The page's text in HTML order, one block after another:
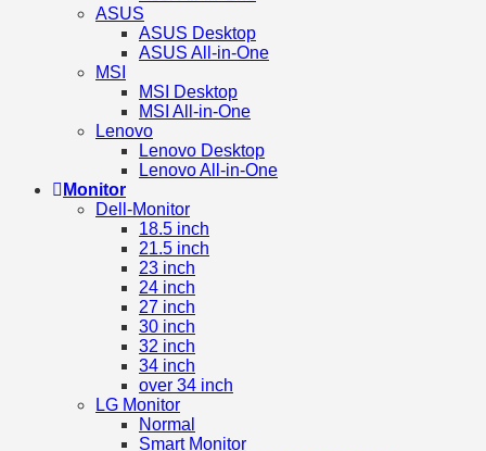
ASUS
ASUS Desktop
ASUS All-in-One
MSI
MSI Desktop
MSI All-in-One
Lenovo
Lenovo Desktop
Lenovo All-in-One
Monitor
Dell-Monitor
18.5 inch
21.5 inch
23 inch
24 inch
27 inch
30 inch
32 inch
34 inch
over 34 inch
LG Monitor
Normal
Smart Monitor